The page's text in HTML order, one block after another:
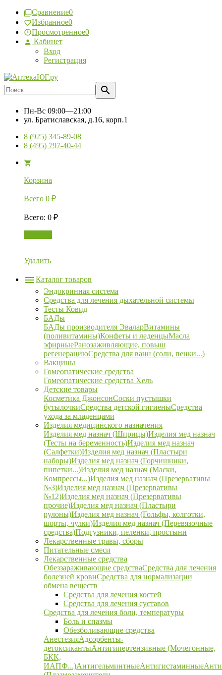
Сравнение0
Избранное0
Просмотренное0
Кабинет
Вход
Регистрация
Пн-Вс 09:00—21:00
ул. Братиславская, д.16, корп.1
8 (925) 345-89-08
8 (495) 797-40-44
Корзина
Всего 0 ₽
Всего: 0 ₽
Удалить
Каталог товаров
Эндокринная система
Средства для лечения дыхательной системы
Тесты Ковид
БАДы
БАДы производителя ЭваларВитамины
(поливитамины)Конфеты и леденцыМасла
эфирныеРанозаживляющие, повыш
регенерациюСредства для ванн (соли, пенки...)
Вакцины
Гомеопатические средства
Гомеопатические средства Хель
Детские товары
Косметика ДжонсонСоски пустышки
бутылочкиСредства детской гигиеныСредства
ухода за младенцами
Изделия медицинского назначения
Изделия мед назнач (Шприцы)Изделия мед назнач
(Тесты на беременность)Изделия мед назнач
(Салфетки)Изделия мед назнач (Пластыри
наборы)Изделия мед назнач (Горчишники,
пипетки...)Изделия мед назнач (Маски,
Компрессы...)Изделия мед назнач (Презервативы
№3)Изделия мед назнач (Презервативы
№12)Изделия мед назнач (Презервативы
прочие)Изделия мед назнач (Пластыри
рулоны)Изделия мед назнач (Гольфы, колготки,
шорты, чулки)Изделия мед назнач (Перевязочные
средства)Подгузники, пеленки, простыни
Лекарственные травы, сборы
Питательные смеси
Лекарственные средства
Обеззараживающие средстваСредства для лечения
болезней кровиСредства для нормализации
обмена веществ
Средства для лечения костей
Средства для лечения суставов
Средства для лечения боли, температуры
Боль и спазмы
Обезболивающие средства
АнестезияАдсорбенты-
детоксикантыАнтигипертензивные (Мочегонные,
БКК,
ИАПФ...)АнтигельминтныеАнтигистаминные